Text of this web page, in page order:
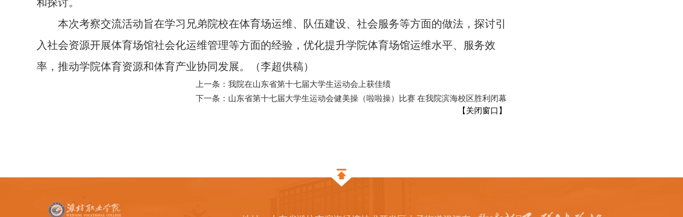
和探讨。
本次考察交流活动旨在学习兄弟院校在体育场运维、队伍建设、社会服务等方面的做法，探讨引
入社会资源开展体育场馆社会化运维管理等方面的经验，优化提升学院体育场馆运维水平、服务效
率，推动学院体育资源和体育产业协同发展。（李超供稿）
上一条：我院在山东省第十七届大学生运动会上获佳绩
下一条：山东省第十七届大学生运动会健美操（啦啦操）比赛 在我院滨海校区胜利闭幕
【 关闭窗口 】